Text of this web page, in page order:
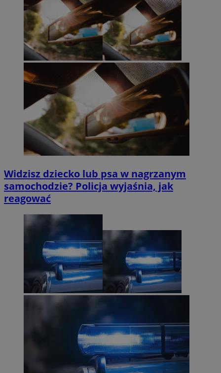
Widzisz dziecko lub psa w nagrzanym
samochodzie? Policja wyjaśnia, jak
reagować